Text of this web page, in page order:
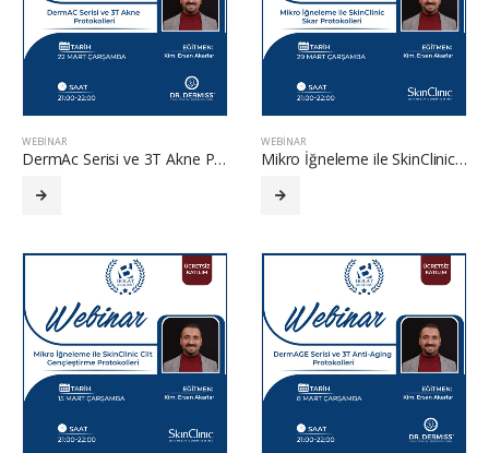
WEBINAR
DermAc Serisi ve 3T Akne Protokolleri
WEBINAR
Mikro İğneleme ile SkinClinic Skar Protokolleri